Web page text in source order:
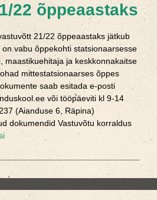
22 õppeaastaks
21/22 õppeaastaks jätkub
vabu õppekohti statsionaarsesse
maastikuehitaja ja keskkonnakaitse
mittestatsionaarses õppes
saab esitada e-posti
või tööpäeviti kl 9-14
(Aianduse 6, Räpina)
dokumendid Vastuvõtu korraldus